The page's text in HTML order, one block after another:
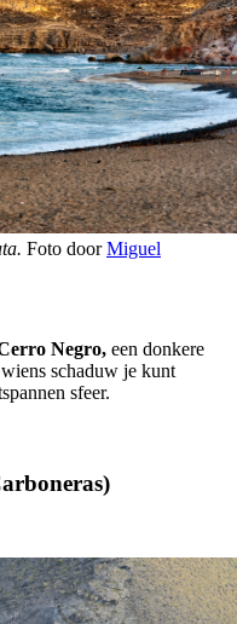
Foto doorMiguel
Negro, een donkere
schaduw je kunt
sfeer.